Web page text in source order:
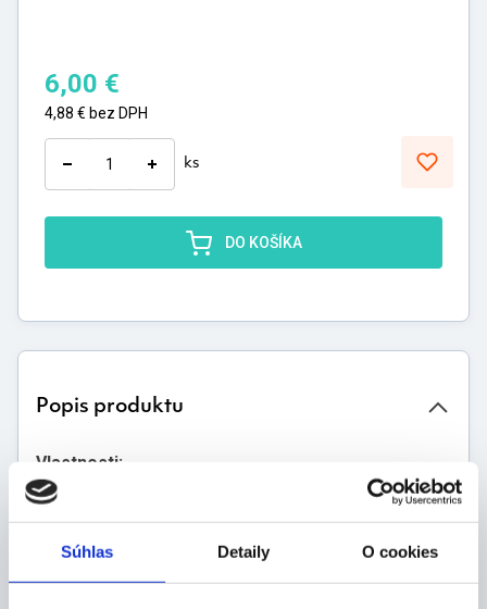
Súhlas Detaily O cookies
6,00 €
4,88 € bez DPH
ks
DO KOŠÍKA
Popis produktu
Vlastnosti:
hnedá
okrúhla
sklenená